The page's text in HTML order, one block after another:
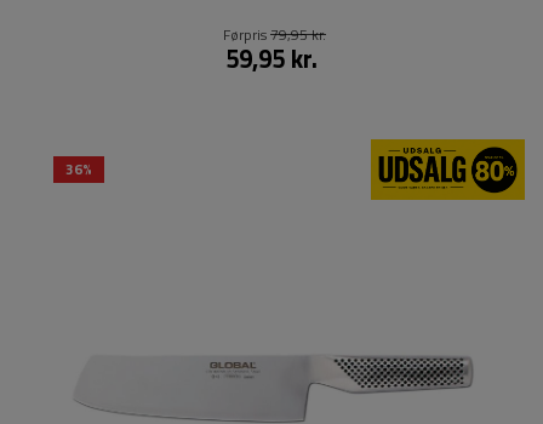
59,95 kr.
Førpris79,95 kr.
36%